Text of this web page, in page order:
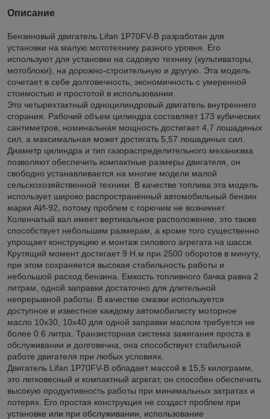
Описание
Бензиновый двигатель Lifan 1P70FV-B разработан для
установки на малую мототехнику разного уровня. Его
используют для установки на садовую технику (культиваторы,
мотоблоки), на дорожно-строительную и другую. Эта модель
сочетает в себе долговечность, экономичность с умеренной
стоимостью и простотой в использовании.
Это четырехтактный одноцилиндровый двигатель внутреннего
сгорания. Рабочий объем цилиндра составляет 173 кубических
сантиметров, номинальная мощность достигает 4,7 лошадиных
сил, а максимальная может достигать 5,57 лошадиных сил.
Диаметр цилиндра и тип газораспределительного механизма
позволяют обеспечить компактные размеры двигателя, он
свободно устанавливается на многие модели малой
сельскохозяйственной техники. В качестве топлива эта модель
использует широко распространенный автомобильный бензин
марки АИ-92, потому проблем с горючим не возникнет.
Коленчатый вал имеет вертикальное расположение, это также
способствует небольшим размерам, а кроме того существенно
упрощает конструкцию и монтаж силового агрегата на шасси.
Крутящий момент достигает 9 Н.м при 2500 оборотов в минуту,
при этом сохраняется высокая стабильность работы и
небольшой расход бензина. Емкость топливного бачка равна 2
литрам, одной заправки достаточно для длительной
непрерывной работы. В качестве смазки используется
доступное и известное каждому автомобилисту моторное
масло 10х30, 10х40 для одной заправки маслом требуется не
более 0.6 литра. Транзисторная система зажигания проста в
обслуживании и долговечна, она способствует стабильной
работе двигателя при любых условиях.
Двигатель Lifan 1P70FV-B обладает массой в 15,5 килограмм,
это легковесный и компактный агрегат, он способен обеспечить
высокую продуктивность работы при минимальных затратах и
потерях. Его простая конструкция не создаст проблем при
установке или при обслуживании, использование